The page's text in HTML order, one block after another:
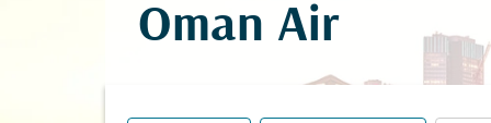
Oman Air